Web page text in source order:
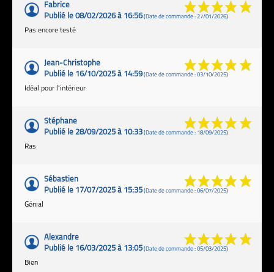
Fabrice
Publié le 08/02/2026 à 16:56(Date de commande : 27/01/2026)
Pas encore testé
Jean-Christophe
Publié le 16/10/2025 à 14:59(Date de commande : 03/10/2025)
Idéal pour l’intérieur
Stéphane
Publié le 28/09/2025 à 10:33(Date de commande : 18/09/2025)
Ras
Sébastien
Publié le 17/07/2025 à 15:35(Date de commande : 06/07/2025)
Génial
Alexandre
Publié le 16/03/2025 à 13:05(Date de commande : 05/03/2025)
Bien